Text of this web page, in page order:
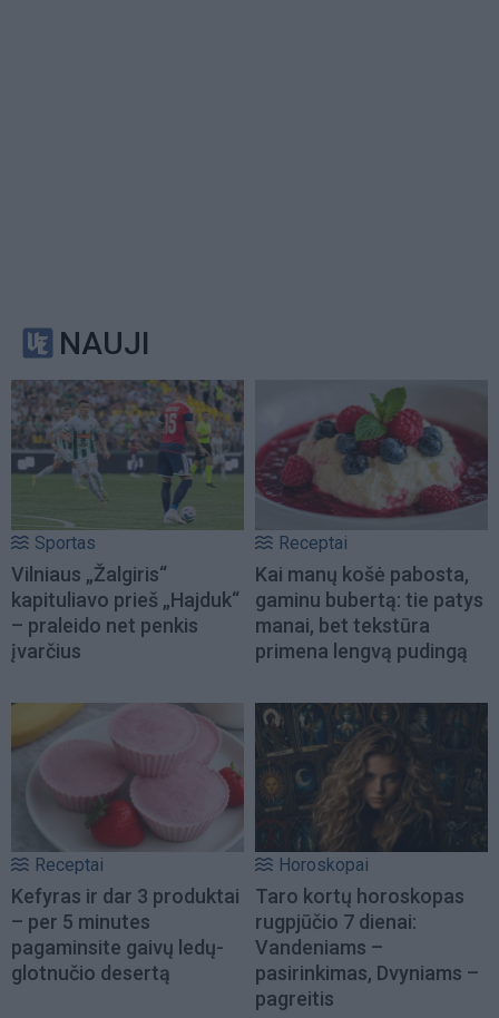
NAUJI
Sportas
Vilniaus „Žalgiris“
kapituliavo prieš „Hajduk“
– praleido net penkis
įvarčius
Receptai
Kai manų košė pabosta,
gaminu bubertą: tie patys
manai, bet tekstūra
primena lengvą pudingą
Receptai
Kefyras ir dar 3 produktai
– per 5 minutes
pagaminsite gaivų ledų-
glotnučio desertą
Horoskopai
Taro kortų horoskopas
rugpjūčio 7 dienai:
Vandeniams –
pasirinkimas, Dvyniams –
pagreitis